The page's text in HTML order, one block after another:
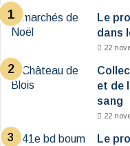
Le
dans
22
et de
sang
22
Le